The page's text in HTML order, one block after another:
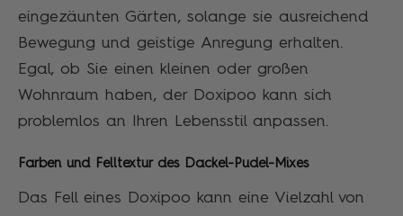
eingezäunten Gärten, solange sie ausreichend
Bewegung und geistige Anregung erhalten.
Egal, ob Sie einen kleinen oder großen
Wohnraum haben, der Doxipoo kann sich
problemlos an Ihren Lebensstil anpassen.
Farben und Felltextur des Dackel-Pudel-Mixes
Das Fell eines Doxipoo kann eine Vielzahl von